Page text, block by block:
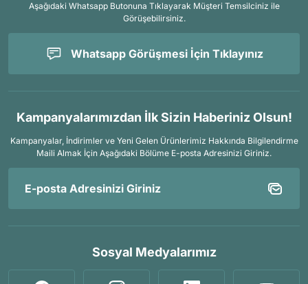
Aşağıdaki Whatsapp Butonuna Tıklayarak Müşteri Temsilciniz ile
Görüşebilirsiniz.
Whatsapp Görüşmesi İçin Tıklayınız
Kampanyalarımızdan İlk Sizin Haberiniz Olsun!
Kampanyalar, İndirimler ve Yeni Gelen Ürünlerimiz Hakkında Bilgilendirme
Maili Almak İçin Aşağıdaki Bölüme E-posta Adresinizi Giriniz.
Sosyal Medyalarımız